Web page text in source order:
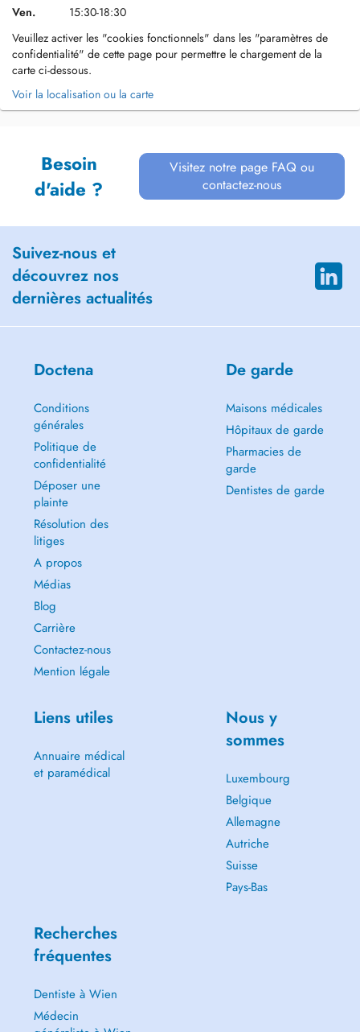
Ven.
15:30-18:30
Veuillez activer les "cookies fonctionnels" dans les "paramètres de
confidentialité" de cette page pour permettre le chargement de la
carte ci-dessous.
Voir la localisation ou la carte
Besoin
d'aide ?
Visitez notre page FAQ ou
contactez-nous
Suivez-nous et
découvrez nos
dernières actualités
Doctena
Conditions
générales
Politique de
confidentialité
Déposer une
plainte
Résolution des
litiges
A propos
Médias
Blog
Carrière
Contactez-nous
Mention légale
De garde
Maisons médicales
Hôpitaux de garde
Pharmacies de
garde
Dentistes de garde
Liens utiles
Annuaire médical
et paramédical
Nous y
sommes
Luxembourg
Belgique
Allemagne
Autriche
Suisse
Pays-Bas
Recherches
fréquentes
Dentiste à Wien
Médecin